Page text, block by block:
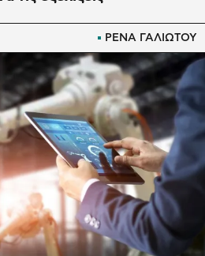
ΡΕΝΑ ΓΑΛΙΩΤΟΥ